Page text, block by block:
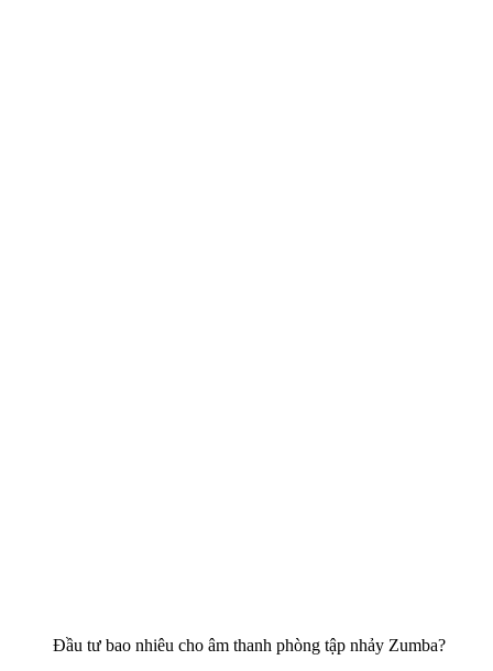
Đầu tư bao nhiêu cho âm thanh phòng tập nhảy Zumba?